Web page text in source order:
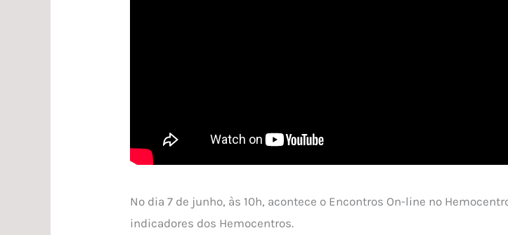
No dia 7 de junho, às 10h, acontece o Encontros On-line no
indicadores dos Hemocentros.